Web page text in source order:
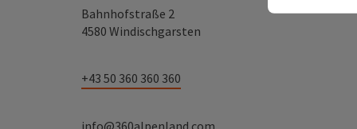
Bahnhofstraße 2
4580 Windischgarsten
+43 50 360 360 360
info@360alpenland.com